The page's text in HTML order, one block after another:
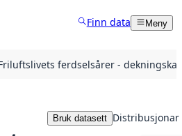
Finn data Meny
ferdselsårer -
Bruk datasett Distribusjonar